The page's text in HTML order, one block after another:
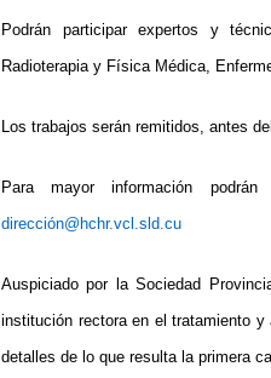
Podrán participar expertos y
Radioterapia y Física Médica,
Los trabajos serán remitidos, antes
Para mayor información
dirección@hchr.vcl.sld.cu
Auspiciado por la Sociedad
institución rectora en el tratamiento
detalles de lo que resulta la primera